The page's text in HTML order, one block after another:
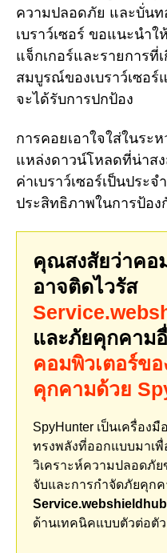
ความปลอดภัย และบั่น
เบราว์เซอร์ ขอแนะนำ
แจ็กเกอร์และรายการ
สมบูรณ์ของเบราว์เซอ
จะได้รับการปกป้อง
การคอยเอาใจใส่ในระ
แหล่งดาวน์โหลดที่น่าส
ค่าเบราว์เซอร์เป็นประ
ประสิทธิภาพในการป้อ
คุณสงสัยว่าคอ
อาจติดไวรัส
และภัยคุกคาม
คอมพิวเตอร์ข
คุกคามด้วย
SpyHunter เป็นเครื่อง
ทรงพลังที่ออกแบบมาเพื่
วิเคราะห์ความปลอดภัย
จับและการกำจัดภัยคุก
ด้านเทคนิคแบบตัวต่อตัว